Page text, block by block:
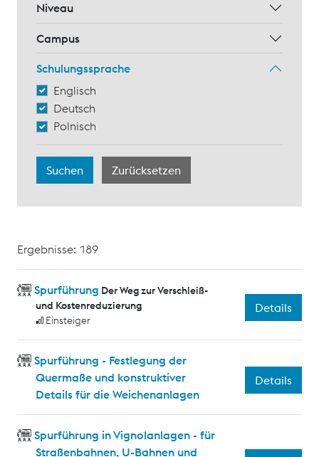
Niveau
Campus
Schulungssprache
Englisch
Deutsch
Polnisch
Ergebnisse: 189
Spurführung Der Weg zur Verschleiß-
und Kostenreduzierung
Einsteiger
Details
Spurführung - Festlegung der
Quermaße und konstruktiver
Details für die Weichenanlagen
Details
Spurführung in Vignolanlagen - für
Straßenbahnen, U-Bahnen und